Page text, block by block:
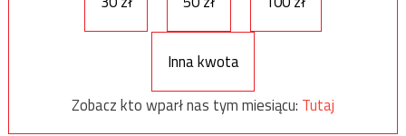
Inna kwota
Zobacz kto wparł nas tym miesiącu: Tutaj